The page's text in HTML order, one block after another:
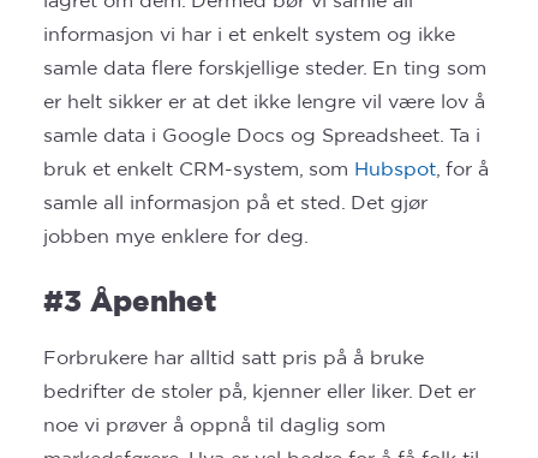
informasjon vi har i et enkelt system og ikke
samle data flere forskjellige steder. En ting som
er helt sikker er at det ikke lengre vil være lov å
samle data i Google Docs og Spreadsheet. Ta i
bruk et enkelt CRM-system, som Hubspot , for å
samle all informasjon på et sted. Det gjør
jobben mye enklere for deg.
#3 Åpenhet
Forbrukere har alltid satt pris på å bruke
bedrifter de stoler på, kjenner eller liker. Det er
noe vi prøver å oppnå til daglig som